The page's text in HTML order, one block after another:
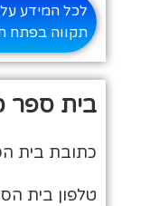
לכל המידע על
תקווה בפתח
בית ספר
כתובת בית
טלפון בית הספר: 02-